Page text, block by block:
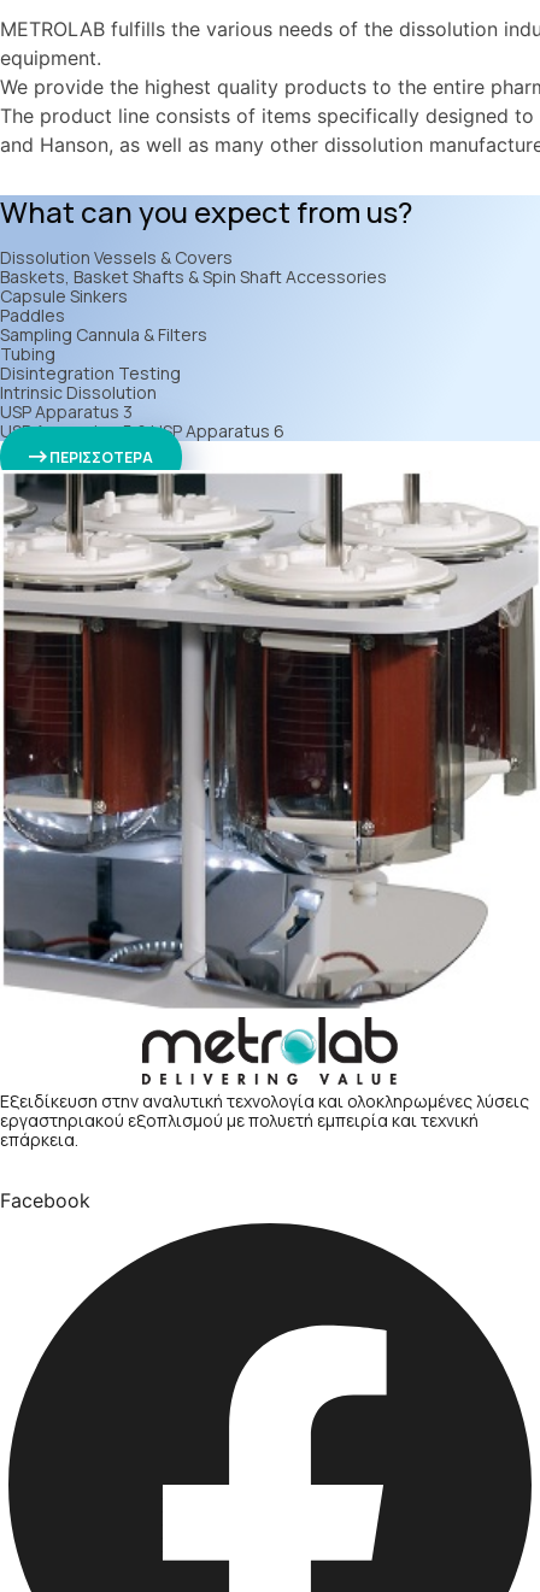
METROLAB fulfills the various needs of the dissolution
equipment.
We provide the highest quality products to the entire
The product line consists of items specifically designed
and Hanson, as well as many other dissolution
What can you expect from us?
Dissolution Vessels & Covers
Baskets, Basket Shafts & Spin Shaft Accessories
Capsule Sinkers
Paddles
Sampling Cannula & Filters
Tubing
Disintegration Testing
Intrinsic Dissolution
USP Apparatus 3
USP Apparatus 5 & USP Apparatus 6
ΠΕΡΙΣΣΟΤΕΡΑ
Εξειδίκευση στην αναλυτική τεχνολογία και ολοκληρωμένες λύσεις
εργαστηριακού εξοπλισμού με πολυετή εμπειρία και τεχνική
επάρκεια.
Facebook